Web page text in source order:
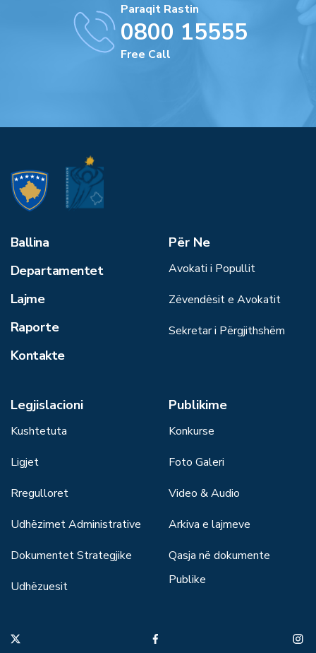
Paraqit Rastin
0800 15555
Free Call
Ballina
Departamentet
Lajme
Raporte
Kontakte
Për Ne
Avokati i Popullit
Zëvendësit e Avokatit
Sekretar i Përgjithshëm
Legjislacioni
Kushtetuta
Ligjet
Rregulloret
Udhëzimet Administrative
Dokumentet Strategjike
Udhëzuesit
Publikime
Konkurse
Foto Galeri
Video & Audio
Arkiva e lajmeve
Qasja në dokumente
Publike